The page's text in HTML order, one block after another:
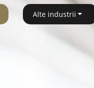
Alte industrii